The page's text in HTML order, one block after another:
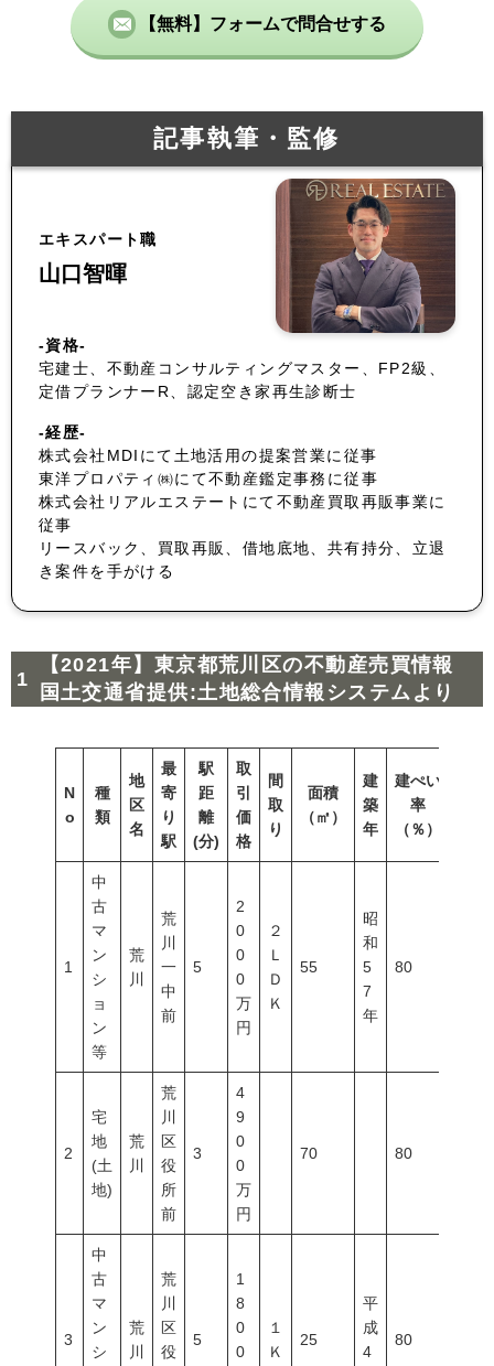
【無料】フォームで問合せする
記事執筆・監修
エキスパート職
山口智暉
-資格-
宅建士、不動産コンサルティングマスター、FP2級、
定借プランナーR、認定空き家再生診断士
-経歴-
株式会社MDIにて土地活用の提案営業に従事
東洋プロパティ㈱にて不動産鑑定事務に従事
株式会社リアルエステートにて不動産買取再販事業に
従事
リースバック、買取再販、借地底地、共有持分、立退
き案件を手がける
【2021年】東京都荒川区の不動産売買情報
国土交通省提供:土地総合情報システムより
N
o
種
類
地
区
名
最
寄
り
駅
駅
距
離
(分)
取
引
価
格
間
取
り
面積
（㎡）
建
築
年
建ぺい
率
（％）
1
中
古
マ
ン
シ
ョ
ン
等
荒
川
荒
川
一
中
前
5
2
0
0
0
万
円
２
Ｌ
Ｄ
Ｋ
55
昭
和
5
7
年
80
2
宅
地
(土
地)
荒
川
荒
川
区
役
所
前
3
4
9
0
0
万
円
70 80
3
中
古
マ
ン
シ
荒
川
荒
川
区
役
5
1
8
0
0
１
Ｋ
25
平
成
4
80